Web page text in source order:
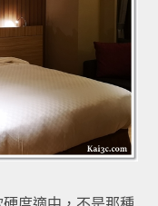
度適中，不是那種